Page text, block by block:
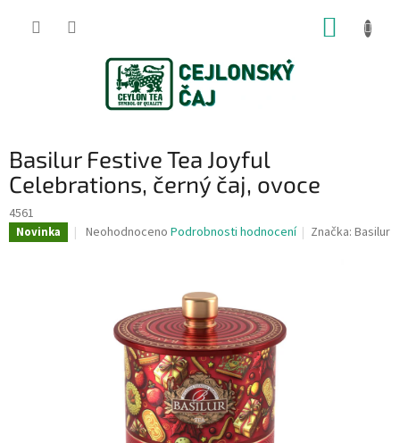
Basilur Festive Tea Joyful
Celebrations, černý čaj, ovoce
4561
Novinka
Průměrné
hvězdiček.
Neohodnoceno Podrobnosti hodnocení Značka:Basilur